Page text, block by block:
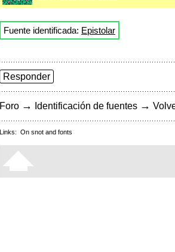
Fuente identificada: Epistolar
Responder
Foro → Identificación de fuentes →
Links: On snot and fonts